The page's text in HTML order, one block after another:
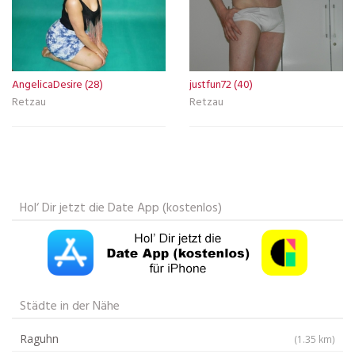
AngelicaDesire (28)
Retzau
justfun72 (40)
Retzau
Hol‘ Dir jetzt die Date App (kostenlos)
Städte in der Nähe
Raguhn (1.35 km)